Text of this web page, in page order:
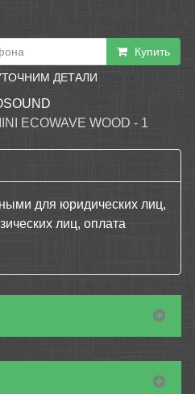
Купить
ДЕТАЛИ
ECOWAVE WOOD - 1
для юридических лиц,
лиц, оплата